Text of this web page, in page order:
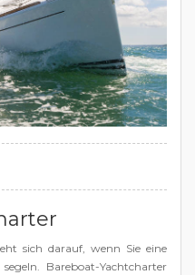
sich darauf, wenn Sie eine
Bareboat-Yachtcharter